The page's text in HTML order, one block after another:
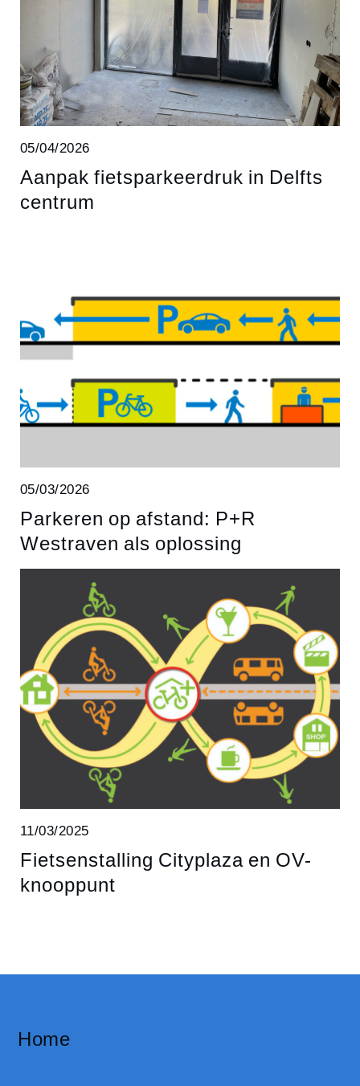
05/04/2026
Aanpak fietsparkeerdruk in Delfts
centrum
05/03/2026
Parkeren op afstand: P+R
Westraven als oplossing
11/03/2025
Fietsenstalling Cityplaza en OV-
knooppunt
Home